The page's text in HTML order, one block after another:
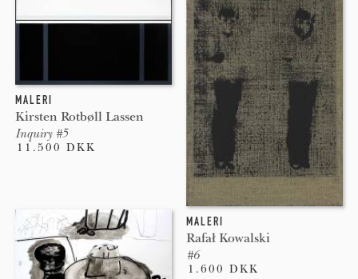
fortællende (som i symbolisme), følelsesladede (som i
ekspressionisme), eller politiske (som i artivisme).
MALERI
Kirsten Rotbøll Lassen
Inquiry #5
11.500 DKK
MALERI
Rafał Kowalski
#6
1.600 DKK